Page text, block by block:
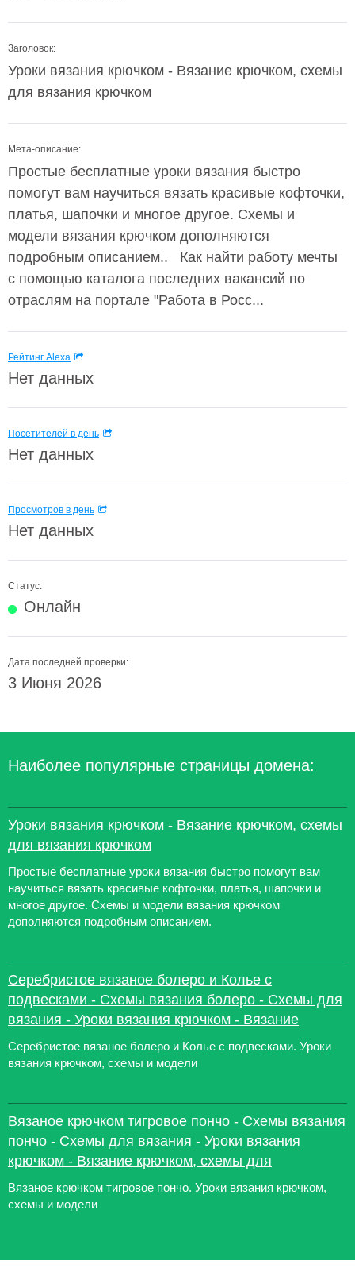
Заголовок:
Уроки вязания крючком - Вязание крючком, схемы
для вязания крючком
Мета-описание:
Простые бесплатные уроки вязания быстро
помогут вам научиться вязать красивые кофточки,
платья, шапочки и многое другое. Схемы и
модели вязания крючком дополняются
подробным описанием.. Как найти работу мечты
с помощью каталога последних вакансий по
отраслям на портале "Работа в Росс...
Рейтинг Alexa
Нет данных
Посетителей в день
Нет данных
Просмотров в день
Нет данных
Статус:
Онлайн
Дата последней проверки:
3 Июня 2026
Наиболее популярные страницы домена:
Уроки вязания крючком - Вязание крючком, схемы
для вязания крючком
Простые бесплатные уроки вязания быстро помогут вам
научиться вязать красивые кофточки, платья, шапочки и
многое другое. Схемы и модели вязания крючком
дополняются подробным описанием.
Серебристое вязаное болеро и Колье с
подвесками - Схемы вязания болеро - Схемы для
вязания - Уроки вязания крючком - Вязание
Серебристое вязаное болеро и Колье с подвесками. Уроки
вязания крючком, схемы и модели
Вязаное крючком тигровое пончо - Схемы вязания
пончо - Схемы для вязания - Уроки вязания
крючком - Вязание крючком, схемы для
Вязаное крючком тигровое пончо. Уроки вязания крючком,
схемы и модели